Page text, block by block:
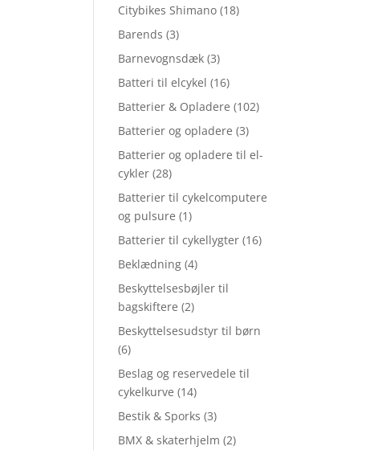
Citybikes Shimano (18)
Barends (3)
Barnevognsdæk (3)
Batteri til elcykel (16)
Batterier & Opladere (102)
Batterier og opladere (3)
Batterier og opladere til el-
cykler (28)
Batterier til cykelcomputere
og pulsure (1)
Batterier til cykellygter (16)
Beklædning (4)
Beskyttelsesbøjler til
bagskiftere (2)
Beskyttelsesudstyr til børn
(6)
Beslag og reservedele til
cykelkurve (14)
Bestik & Sporks (3)
BMX & skaterhjelm (2)